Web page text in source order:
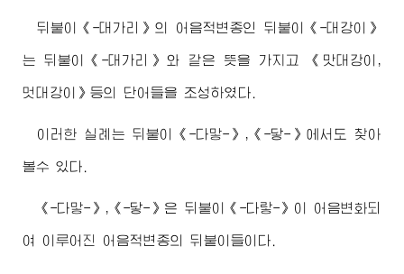
뒤붙이《-대가리》의 어음적변종인 뒤붙이《-대강이》
는 뒤붙이《-대가리》와 같은 뜻을 가지고 《맛대강이,
멋대강이》등의 단어들을 조성하였다.
이러한 실례는 뒤붙이《-다맣-》,《-닿-》에서도 찾아
볼수 있다.
《-다맣-》,《-닿-》은 뒤붙이《-다랗-》이 어음변화되
여 이루어진 어음적변종의 뒤붙이들이다.